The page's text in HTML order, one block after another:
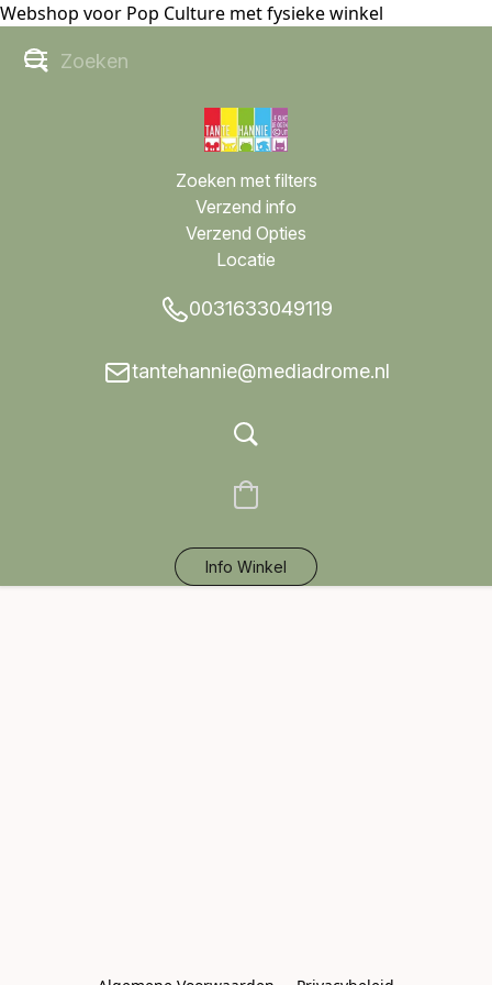
Webshop voor Pop Culture met fysieke winkel
Zoeken met filters
Verzend info
Verzend Opties
Locatie
0031633049119
tantehannie@mediadrome.nl
Info Winkel